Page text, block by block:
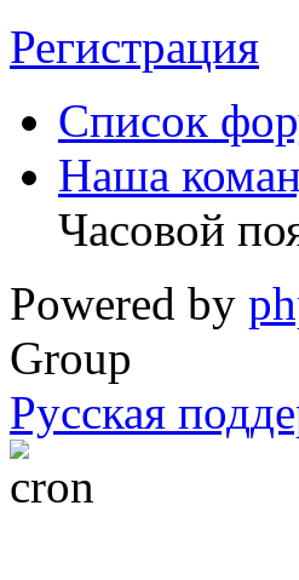
Регистрация
Список
Наша
Часовой
Powered by
Group
Русская